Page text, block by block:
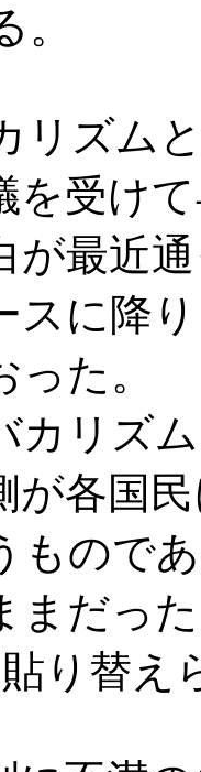
。
ズム
を受け
が最近
スに降
た。
カリズ
が各国
もので
まだっ
り替え